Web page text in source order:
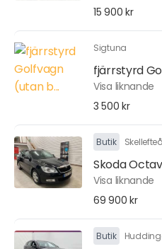
15 900 kr
Sigtuna
fjärrstyrd
Visa liknande
3 500 kr
Butik Skellefteå
Skoda
Visa liknande
69 900 kr
Butik